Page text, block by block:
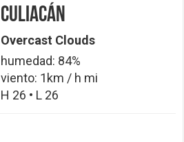
Culiacán
Overcast Clouds
humedad: 84%
viento: 1km / h mi
H 26 • L 26